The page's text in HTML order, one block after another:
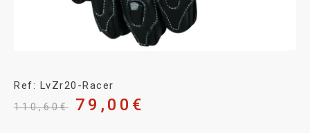
Ref: LvZr20-Racer
110,60€ 79,00 €